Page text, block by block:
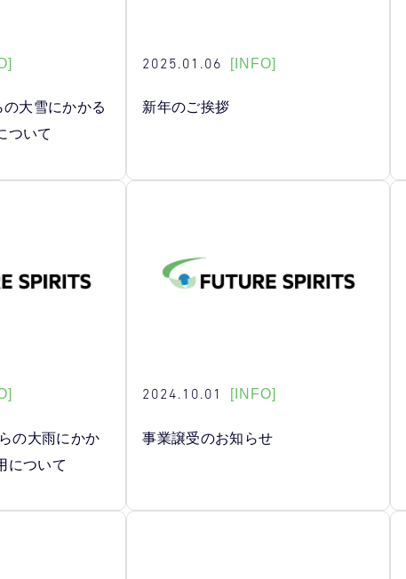
大雪にかかる
ついて
2025.01.06 [INFO]
新年のご挨拶
の大雨にかか
について
2024.10.01 [INFO]
事業譲受のお知らせ